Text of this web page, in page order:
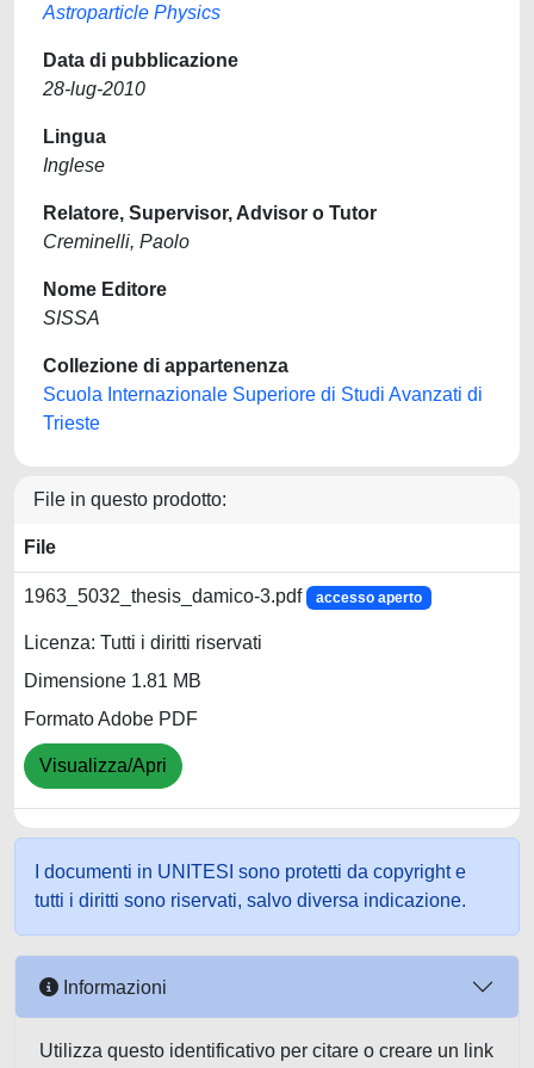
Astroparticle Physics
Data di pubblicazione
28-lug-2010
Lingua
Inglese
Relatore, Supervisor, Advisor o Tutor
Creminelli, Paolo
Nome Editore
SISSA
Collezione di appartenenza
Scuola Internazionale Superiore di Studi Avanzati di
Trieste
File in questo prodotto:
File
1963_5032_thesis_damico-3.pdf accesso aperto
Licenza: Tutti i diritti riservati
Dimensione 1.81 MB
Formato Adobe PDF
Visualizza/Apri
I documenti in UNITESI sono protetti da copyright e
tutti i diritti sono riservati, salvo diversa indicazione.
Informazioni
Utilizza questo identificativo per citare o creare un link